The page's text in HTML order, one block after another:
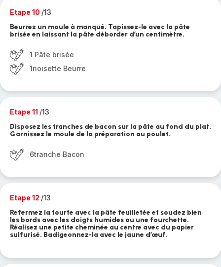
Etape 10 /13
Beurrez un moule à manqué. Tapissez-le avec la pâte
brisée en laissant la pâte déborder d’un centimètre.
1 Pâte brisée
1noisette Beurre
Etape 11 /13
Disposez les tranches de bacon sur la pâte au fond du plat.
Garnissez le moule de la préparation au poulet.
6tranche Bacon
Etape 12 /13
Refermez la tourte avec la pâte feuilletée et soudez bien
les bords avec les doigts humides ou une fourchette.
Réalisez une petite cheminée au centre avec du papier
sulfurisé. Badigeonnez-la avec le jaune d’œuf.